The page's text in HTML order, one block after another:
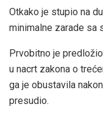
Otkako je stupio na
minimalne zarade sa
Prvobitno je
u nacrt zakona o
ga je obustavila
presudio.